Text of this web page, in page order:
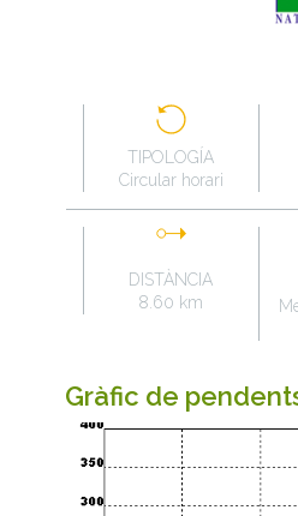
TIPOLOGÍA
Circular horari
DISTÀNCIA
8.60 km
Gràfic de